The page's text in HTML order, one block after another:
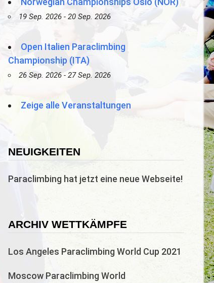
19 Sep. 2026 - 20 Sep. 2026
Open Italien Paraclimbing
Championship (ITA)
26 Sep. 2026 - 27 Sep. 2026
Zeige alle Veranstaltungen
NEUIGKEITEN
Paraclimbing hat jetzt eine neue Webseite!
ARCHIV WETTKÄMPFE
Los Angeles Paraclimbing World Cup 2021
Moscow Paraclimbing World